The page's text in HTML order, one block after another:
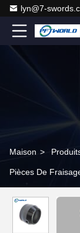
lyn@7-
Maison >
Pièces De
de précision